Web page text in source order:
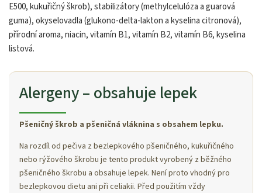
E500, kukuřičný škrob), stabilizátory (methylcelulóza a guarová
guma), okyselovadla (glukono-delta-lakton a kyselina citronová),
přírodní aroma, niacin, vitamín B1, vitamín B2, vitamín B6, kyselina
listová.
Alergeny – obsahuje lepek
Pšeničný škrob a pšeničná vláknina s obsahem lepku.
Na rozdíl od pečiva z bezlepkového pšeničného, kukuřičného
nebo rýžového škrobu je tento produkt vyrobený z běžného
pšeničného škrobu a obsahuje lepek. Není proto vhodný pro
bezlepkovou dietu ani při celiakii. Před použitím vždy